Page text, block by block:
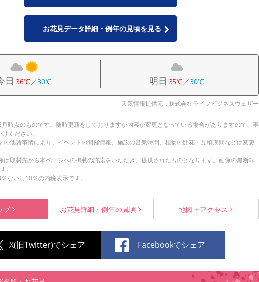
お花見データ詳細・例年の見頃を見る
日 36℃／30℃ 明日 35℃／30℃
天気情報提供元：株式会社ライフビジネスウェザー
時点のものです。随時更新をしておりますが内容が変更となっている場合がありますので、事
ください。
の他諸事情により、イベントの開催情報、施設の営業時間、植物の開花・見頃期間などは変更
は取材先から本ページへの掲載の許諾をいただき、提供されたものとなります。画像の無断転
。
ないし10％の内税表示です。
プ お花見詳細・例年の見頃 地図・ アクセス
X(旧Twitter)でシェア Facebookでシェア